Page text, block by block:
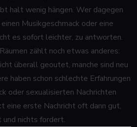
halt wenig hängen. Wer dagegen
Musikgeschmack oder eine
es sofort leichter, zu antworten.
zählt noch etwas anderes:
überall geoutet, manche sind neu
haben schon schlechte Erfahrungen
oder sexualisierten Nachrichten
eine erste Nachricht oft dann gut,
nichts fordert.